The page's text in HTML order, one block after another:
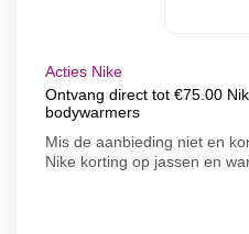
Acties Nike
Ontvang direct tot €75.00
bodywarmers
Mis de aanbieding niet en
Nike korting op jassen en